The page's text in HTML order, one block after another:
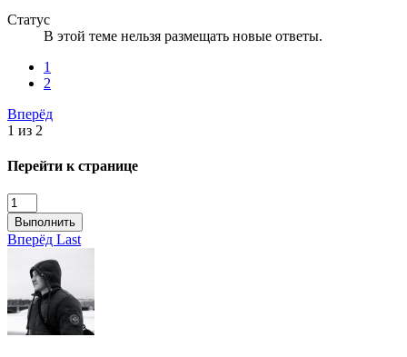
Статус
В этой теме нельзя размещать новые ответы.
1
2
Вперёд
1 из 2
Перейти к странице
Выполнить
Вперёд Last